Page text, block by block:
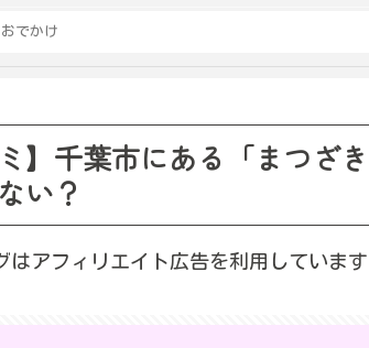
おでかけ
ミ】千葉市にある「まつ
い？
アフィリエイト広告を利用しています